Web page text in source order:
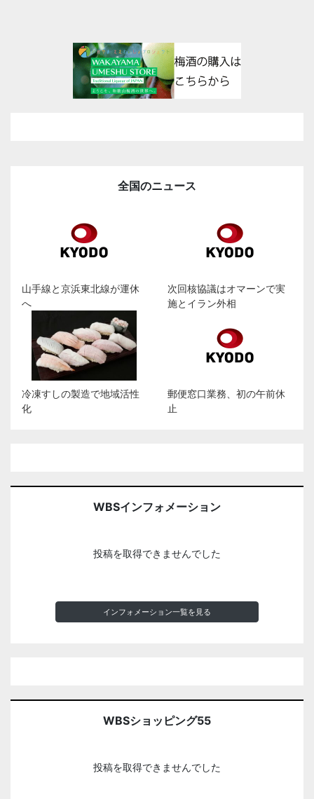
全国のニュース
山手線と京浜東北線が運休
へ
次回核協議はオマーンで実
施とイラン外相
冷凍すしの製造で地域活性
化
郵便窓口業務、初の午前休
止
WBSインフォメーション
投稿を取得できませんでした
インフォメーション一覧を見る
WBSショッピング55
投稿を取得できませんでした